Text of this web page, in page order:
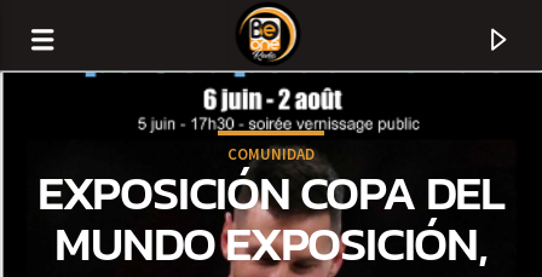
COMUNIDAD
EXPOSICIÓN COPA DEL
MUNDO EXPOSICIÓN,